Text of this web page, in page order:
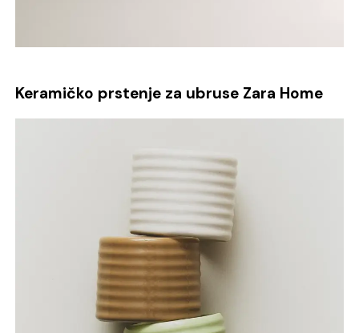
Keramičko prstenje za ubruse Zara Home